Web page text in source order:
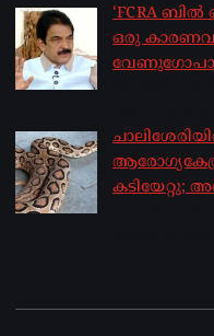
‘FCRA
ഒരു
കടിയേറ്റു;